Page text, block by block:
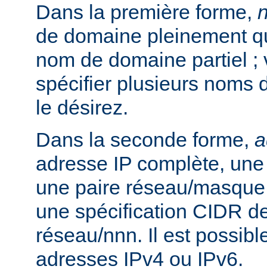
Dans la première forme,
de domaine pleinement
nom de domaine partiel ;
spécifier plusieurs noms
le désirez.
Dans la seconde forme,
adresse IP complète,
une paire réseau/
une spécification CIDR
réseau/nnn. Il est
adresses IPv4 ou IPv6.